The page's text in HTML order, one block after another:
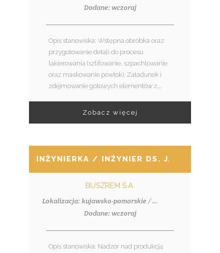
Dodane: wczoraj
Opis stanowiska: Wstępna obróbka oraz
przygotowanie detali do procesu
lakierowania (szlifowanie, szpachlowanie
oraz maskowanie powłok). Załadunek i
zdejmowanie gotowych elementów z...
Zobacz więcej
INŻYNIERKA / INŻYNIER DS. JAKOŚCI I
BUSZREM S.A.
Lokalizacja: kujawsko-pomorskie / Włocławek
Dodane: wczoraj
Opis stanowiska: Nadzór nad produkcją